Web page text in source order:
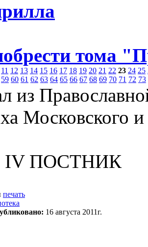
тома
11 12 13 14 15 16 17 18 19 20 21 22 23 24 25
59 60 61 62 63 64 65 66 67 68 69 70 71 72 73
из
Московского
ПОСТНИК
печать
16 августа 2011г.